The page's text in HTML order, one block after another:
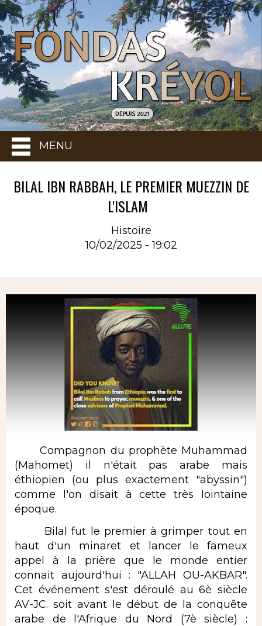
MENU
BILAL IBN RABBAH, LE PREMIER MUEZZIN DE
L'ISLAM
Histoire
10/02/2025 - 19:02
Compagnon du prophète Muhammad
(Mahomet) il n'était pas arabe mais
éthiopien (ou plus exactement "abyssin")
comme l'on disait à cette très lointaine
époque.
Bilal fut le premier à grimper tout en
haut d'un minaret et lancer le fameux
appel à la prière que le monde entier
connait aujourd'hui : "ALLAH OU-AKBAR".
Cet événement s'est déroulé au 6è siècle
AV-JC. soit avant le début de la conquête
arabe de l'Afrique du Nord (7è siècle) :